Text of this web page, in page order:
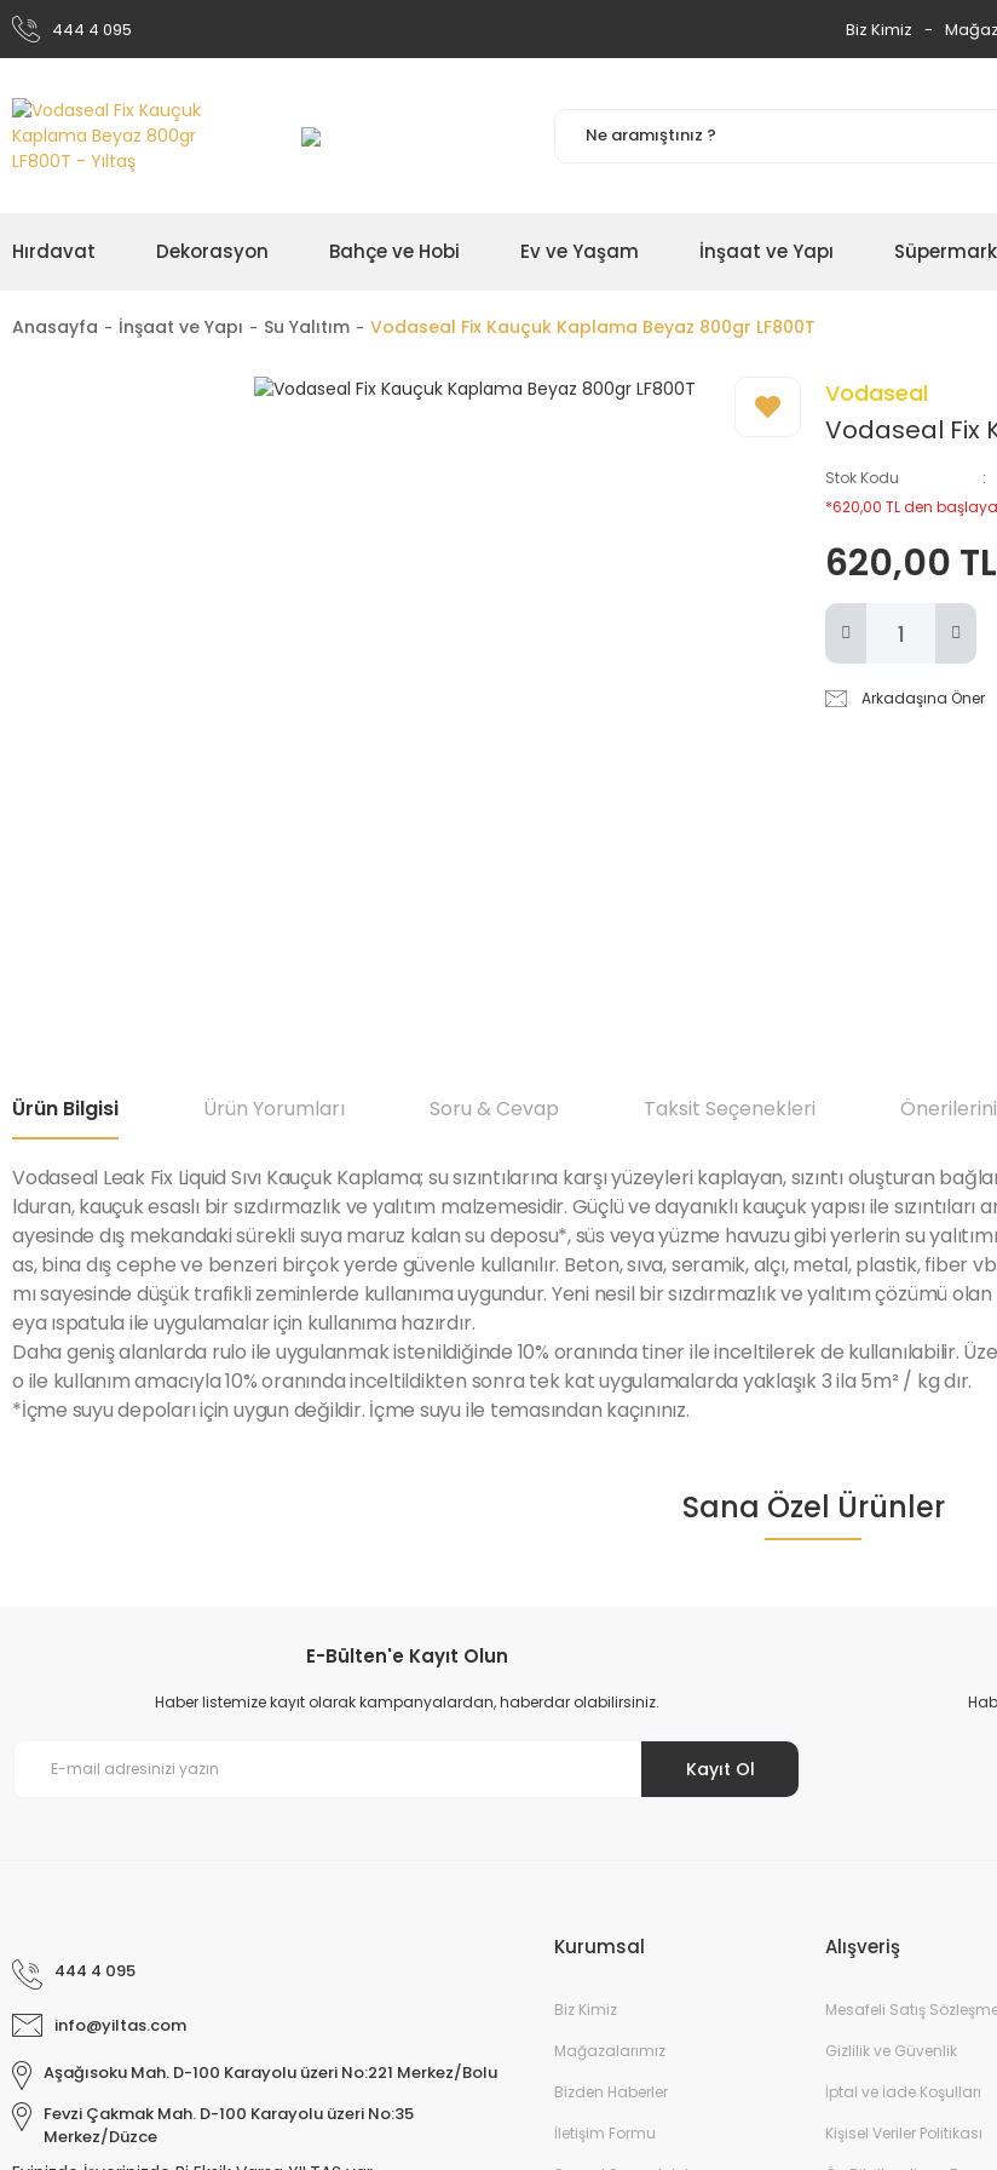
444 4 095 Biz Kimiz
Hırdavat Dekorasyon Bahçe ve Hobi Ev ve Yaşam İnşaat ve Yapı
Anasayfa İnşaat ve Yapı Su Yalıtım Vodaseal Fix Kauçuk Kaplama Beyaz 800gr LF800T
Vodaseal
Vodaseal Fix
Stok Kodu
*620,00 TL den
620,00 TL
Arkadaşına Öner
Ürün Bilgisi Ürün Yorumları Soru & Cevap Taksit Seçenekleri
Vodaseal Leak Fix Liquid Sıvı Kauçuk Kaplama; su sızıntılarına karşı yüzeyleri kaplayan, sızıntı oluşturan
lduran, kauçuk esaslı bir sızdırmazlık ve yalıtım malzemesidir. Güçlü ve dayanıklı kauçuk yapısı ile
ayesinde dış mekandaki sürekli suya maruz kalan su deposu*, süs veya yüzme havuzu gibi yerlerin su
as, bina dış cephe ve benzeri birçok yerde güvenle kullanılır. Beton, sıva, seramik, alçı, metal, plastik, fiber
mı sayesinde düşük trafikli zeminlerde kullanıma uygundur. Yeni nesil bir sızdırmazlık ve yalıtım çözümü
eya ıspatula ile uygulamalar için kullanıma hazırdır.
Daha geniş alanlarda rulo ile uygulanmak istenildiğinde 10% oranında tiner ile inceltilerek de kullanılabilir.
o ile kullanım amacıyla 10% oranında inceltildikten sonra tek kat uygulamalarda yaklaşık 3 ila 5m² / kg dır.
*İçme suyu depoları için uygun değildir. İçme suyu ile temasından kaçınınız.
Bu ürüne ilk yorumu siz yapın!
Ürün hakkında henüz soru sorulmamış.
Bu ürünün fiyat bilgisi, resim, ürün açıklamalarında ve diğer konularda yetersiz gördüğünüz noktaları öneri formunu kullanarak
Bu ürüne benzer farklı alternatifler olmalı.
Sana Özel Ürünler
E-Bülten'e Kayıt Olun
Haber listemize kayıt olarak kampanyalardan, haberdar olabilirsiniz.
Kayıt Ol
444 4 095
info@yiltas.com
Aşağısoku Mah. D-100 Karayolu üzeri No:221 Merkez/Bolu
Fevzi Çakmak Mah. D-100 Karayolu üzeri No:35
Merkez/Düzce
Kurumsal
Biz Kimiz
Mağazalarımız
Bizden Haberler
İletişim Formu
Alışveriş
Mesafeli Satış
Gizlilik ve Güvenlik
İptal ve İade Koşulları
Kişisel Veriler Politikası